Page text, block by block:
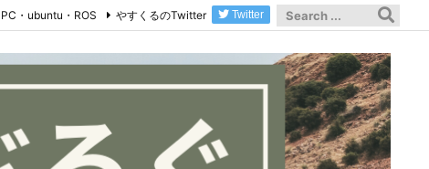
PC・ubuntu・ROS やすくるのTwitter Twitter